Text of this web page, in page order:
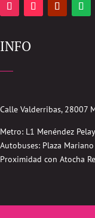
INFO
Calle Valderribas, 28007
Metro: L1 Menéndez
Autobuses: Plaza
Proximidad con Atocha